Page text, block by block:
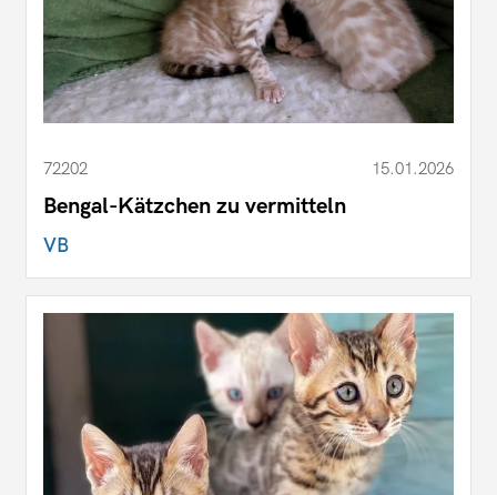
72202 15.01.2026
Bengal-Kätzchen zu vermitteln
VB